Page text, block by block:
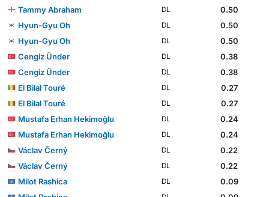
Tammy Abraham
DL
0.50
Hyun-Gyu Oh
DL
0.50
Hyun-Gyu Oh
DL
0.50
Cengiz Ünder
DL
0.38
Cengiz Ünder
DL
0.38
El Bilal Touré
DL
0.27
El Bilal Touré
DL
0.27
Mustafa Erhan Hekimoğlu
DL
0.24
Mustafa Erhan Hekimoğlu
DL
0.24
Václav Černý
DL
0.22
Václav Černý
DL
0.22
Milot Rashica
DL
0.09